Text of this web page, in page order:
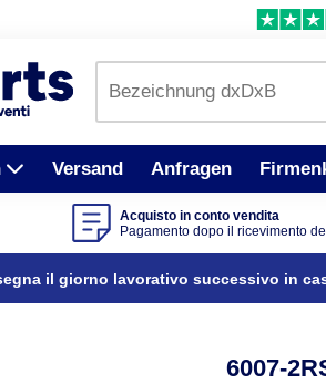
Versand Anfragen
Acquisto in conto vendita
Pagamento dopo il ricevimento
il giorno lavorativo successivo in
6007-